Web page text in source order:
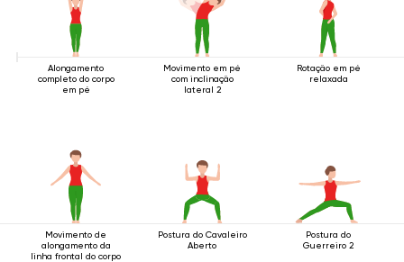
Alongamento
completo do corpo
em pé
Movimento em pé
com inclinação
lateral 2
Rotação em pé
relaxada
Movimento de
alongamento da
linha frontal do corpo
Postura do Cavaleiro
Aberto
Postura do
Guerreiro 2